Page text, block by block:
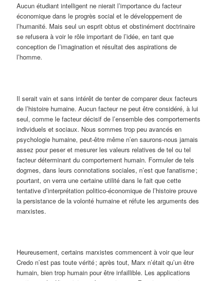
Aucun étudiant intelligent ne nierait l’importance du facteur
économique dans le progrès social et le développement de
l’humanité. Mais seul un esprit obtus et obstinément doctrinaire
se refusera à voir le rôle important de l’idée, en tant que
conception de l’imagination et résultat des aspirations de
l’homme.
Il serait vain et sans intérêt de tenter de comparer deux facteurs
de l’histoire humaine. Aucun facteur ne peut être considéré, à lui
seul, comme le facteur décisif de l’ensemble des comportements
individuels et sociaux. Nous sommes trop peu avancés en
psychologie humaine, peut-être même n’en saurons-nous jamais
assez pour peser et mesurer les valeurs relatives de tel ou tel
facteur déterminant du comportement humain. Formuler de tels
dogmes, dans leurs connotations sociales, n’est que fanatisme ;
pourtant, on verra une certaine utilité dans le fait que cette
tentative d’interprétation politico-économique de l’histoire prouve
la persistance de la volonté humaine et réfute les arguments des
marxistes.
Heureusement, certains marxistes commencent à voir que leur
Credo n’est pas toute vérité ; après tout, Marx n’était qu’un être
humain, bien trop humain pour être infaillible. Les applications